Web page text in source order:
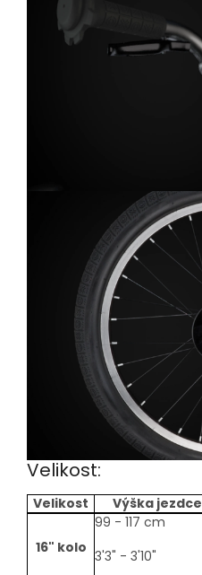
Velikost:
table
Velikost Výška jezdce
16" kolo
99 - 117 cm
3'3" - 3'10"